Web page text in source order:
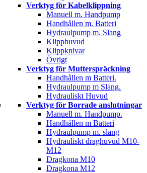
Verktyg för Kabelklippning
Manuell m. Handpump
Handhållen m. Batteri
Hydraulpump m. Slang
Klipphuvud
Klippknivar
Övrigt
Verktyg för Mutterspräckning
Handhållen m Batteri.
Hydraulpump m Slang.
Hydrauliskt Huvud
Verktyg för Borrade anslutningar
Manuell m. Handpump.
Handhållen m Batteri
Hydraulpump m. slang
Hydrauliskt draghuvud M10-
M12
Dragkona M10
Dragkona M12